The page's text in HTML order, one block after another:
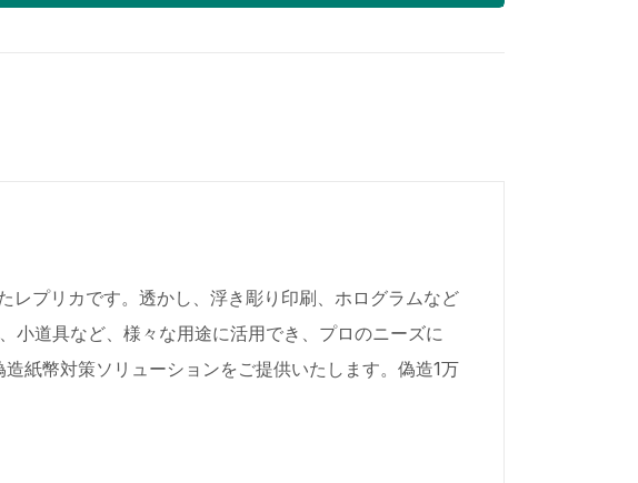
レプリカです。透かし、浮き彫り印刷、ホログラムなど
小道具など、様々な用途に活用でき、プロのニーズに
紙幣対策ソリューションをご提供いたします。偽造1万